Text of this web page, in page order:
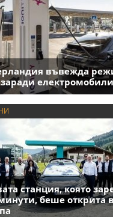
въвежда
заради
станция, която
беше открита